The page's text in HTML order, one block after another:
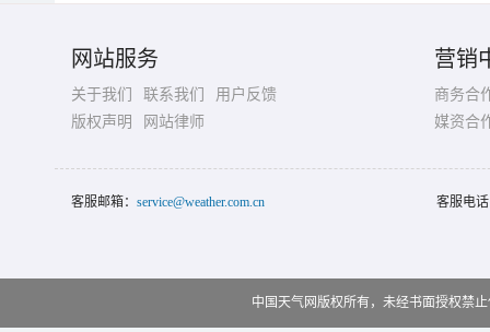
网站服务
关于我们 联系我们
用户反馈
版权声明
网站律师
营销
商务合
媒资合
客服邮箱： service@weather.com.cn 客服电
中国天气网版权所有，未经书面授权